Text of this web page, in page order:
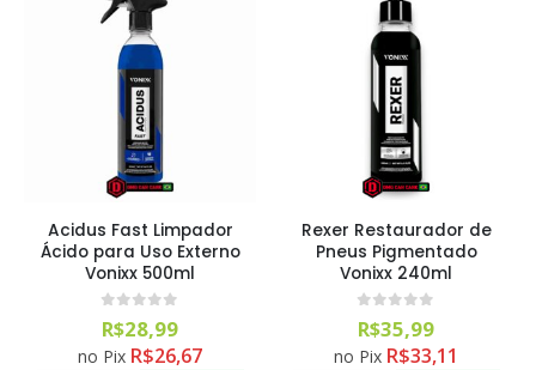
Acidus Fast Limpador
Ácido para Uso Externo
Vonixx 500ml
R$28,99
no Pix R$26,67
Rexer Restaurador de
Pneus Pigmentado
Vonixx 240ml
R$35,99
no Pix R$33,11